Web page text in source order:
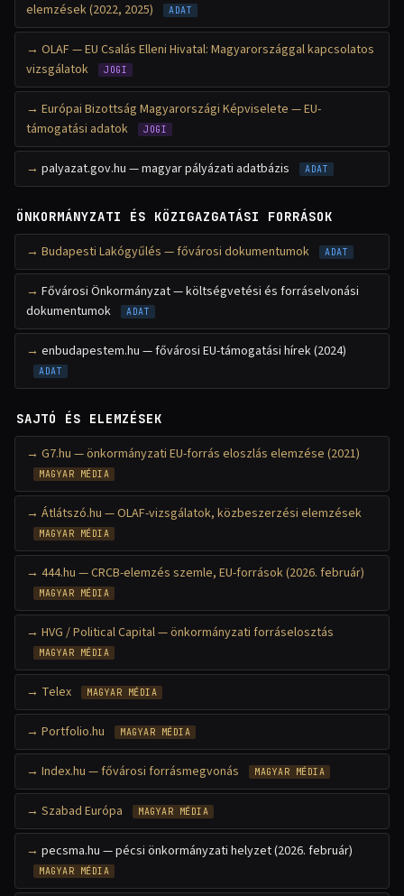
elemzések (2022, 2025)
ADAT
OLAF — EU Csalás Elleni Hivatal: Magyarországgal kapcsolatos
vizsgálatok
JOGI
Európai Bizottság Magyarországi Képviselete — EU-
támogatási adatok
JOGI
palyazat.gov.hu — magyar pályázati adatbázis ADAT
ÖNKORMÁNYZATI ÉS KÖZIGAZGATÁSI FORRÁSOK
Budapesti Lakógyűlés — fővárosi dokumentumok ADAT
Fővárosi Önkormányzat — költségvetési és forráselvonási
dokumentumok
ADAT
enbudapestem.hu — fővárosi EU-támogatási hírek (2024)
ADAT
SAJTÓ ÉS ELEMZÉSEK
G7.hu — önkormányzati EU-forrás eloszlás elemzése (2021)
MAGYAR MÉDIA
Átlátszó.hu — OLAF-vizsgálatok, közbeszerzési elemzések
MAGYAR MÉDIA
444.hu — CRCB-elemzés szemle, EU-források (2026. február)
MAGYAR MÉDIA
HVG / Political Capital — önkormányzati forráselosztás
MAGYAR MÉDIA
Telex MAGYAR MÉDIA
Portfolio.hu MAGYAR MÉDIA
Index.hu — fővárosi forrásmegvonás MAGYAR MÉDIA
Szabad Európa MAGYAR MÉDIA
pecsma.hu — pécsi önkormányzati helyzet (2026. február)
MAGYAR MÉDIA